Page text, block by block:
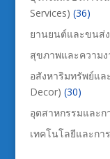
Services) (36)
ยานยนต์และขนส่
สุขภาพและความง
อสังหาริมทรัพย์แล
Decor) (30)
อุตสาหกรรมและก
เทคโนโลยีและกา